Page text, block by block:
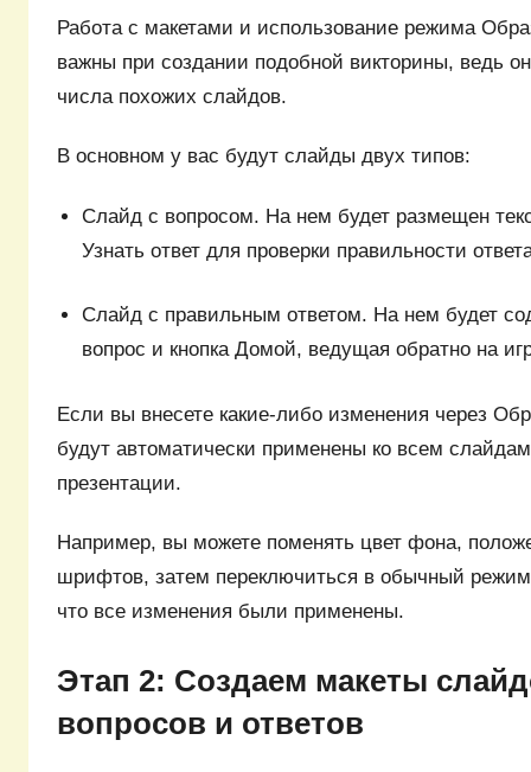
Работа с макетами и использование режима
важны при создании подобной викторины, ведь
числа похожих слайдов.
В основном у вас будут слайды двух типов:
Слайд с вопросом. На нем будет размещен
Узнать ответ для проверки правильности
Слайд с правильным ответом. На нем будет
вопрос и кнопка Домой, ведущая обратно на
Если вы внесете какие-либо изменения через
будут автоматически применены ко всем слайдам
презентации.
Например, вы можете поменять цвет фона,
шрифтов, затем переключиться в обычный
что все изменения были применены.
Этап 2: Создаем макеты
вопросов и ответов